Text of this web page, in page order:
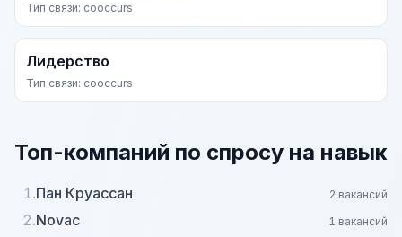
Тип связи: cooccurs
Лидерство
Тип связи: cooccurs
Топ-компаний по спросу на навык
1.Пан Круассан 2 вакансий
2.Novac 1 вакансий